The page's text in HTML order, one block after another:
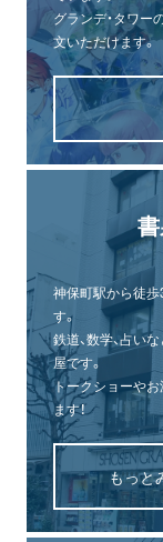
グランデ・タワ
文いただけます。
神保町駅から徒歩
す。
鉄道、数学、占い
屋です。
トークショーやお
ます！
もっと